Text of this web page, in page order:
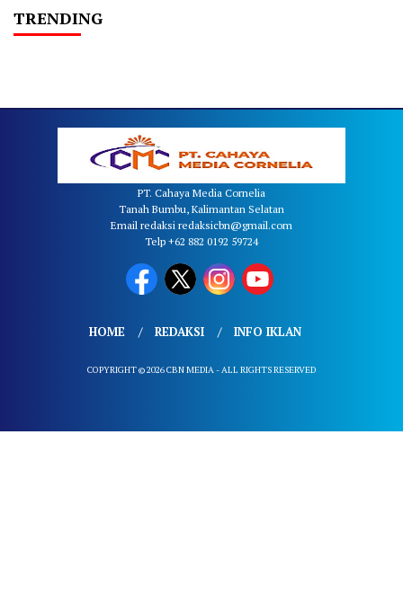
TRENDING
PT. Cahaya Media Cornelia
Tanah Bumbu, Kalimantan Selatan
Email redaksi redaksicbn@gmail.com
Telp +62 882 0192 59724
HOME REDAKSI INFO IKLAN
COPYRIGHT © 2026 CBN MEDIA - ALL RIGHTS RESERVED